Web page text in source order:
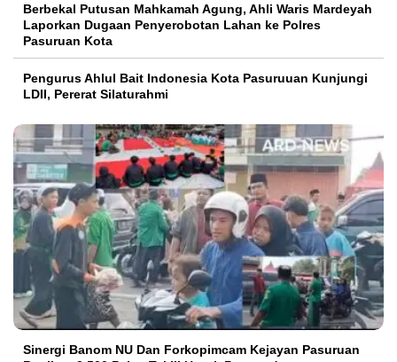
Berbekal Putusan Mahkamah Agung, Ahli Waris Mardeyah
Laporkan Dugaan Penyerobotan Lahan ke Polres
Pasuruan Kota
Pengurus Ahlul Bait Indonesia Kota Pasuruuan Kunjungi
LDII, Pererat Silaturahmi
Sinergi Banom NU Dan Forkopimcam Kejayan Pasuruan